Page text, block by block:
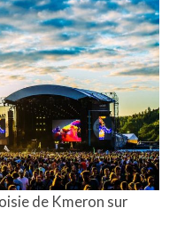
de Kmeron sur